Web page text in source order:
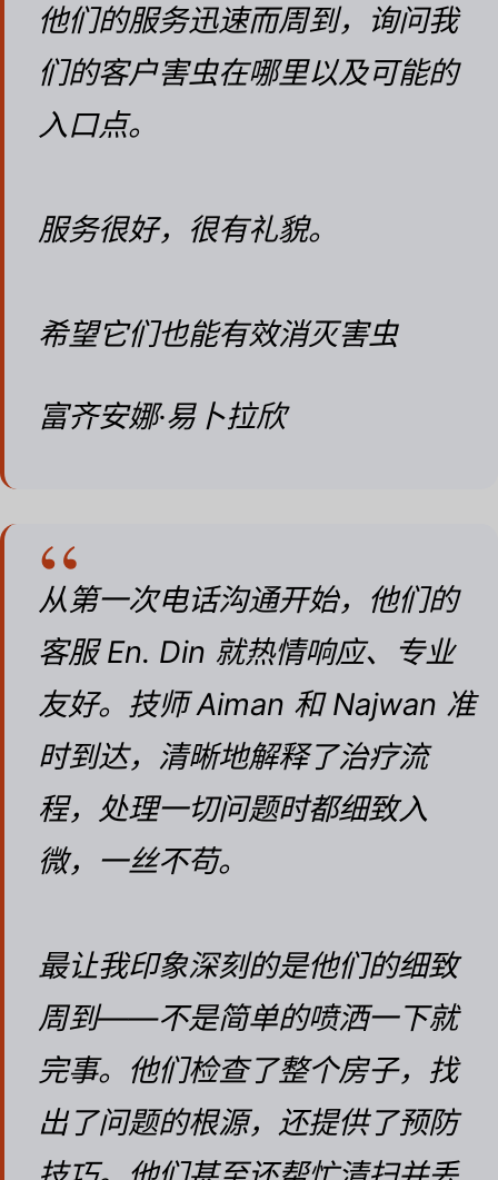
他们的服务迅速而周到，询问我
们的客户害虫在哪里以及可能的
入口点。
服务很好，很有礼貌。
希望它们也能有效消灭害虫
富齐安娜·易卜拉欣
从第一次电话沟通开始，他们的
客服 En. Din 就热情响应、专业
友好。技师 Aiman 和 Najwan 准
时到达，清晰地解释了治疗流
程，处理一切问题时都细致入
微，一丝不苟。
最让我印象深刻的是他们的细致
周到——不是简单的喷洒一下就
完事。他们检查了整个房子，找
出了问题的根源，还提供了预防